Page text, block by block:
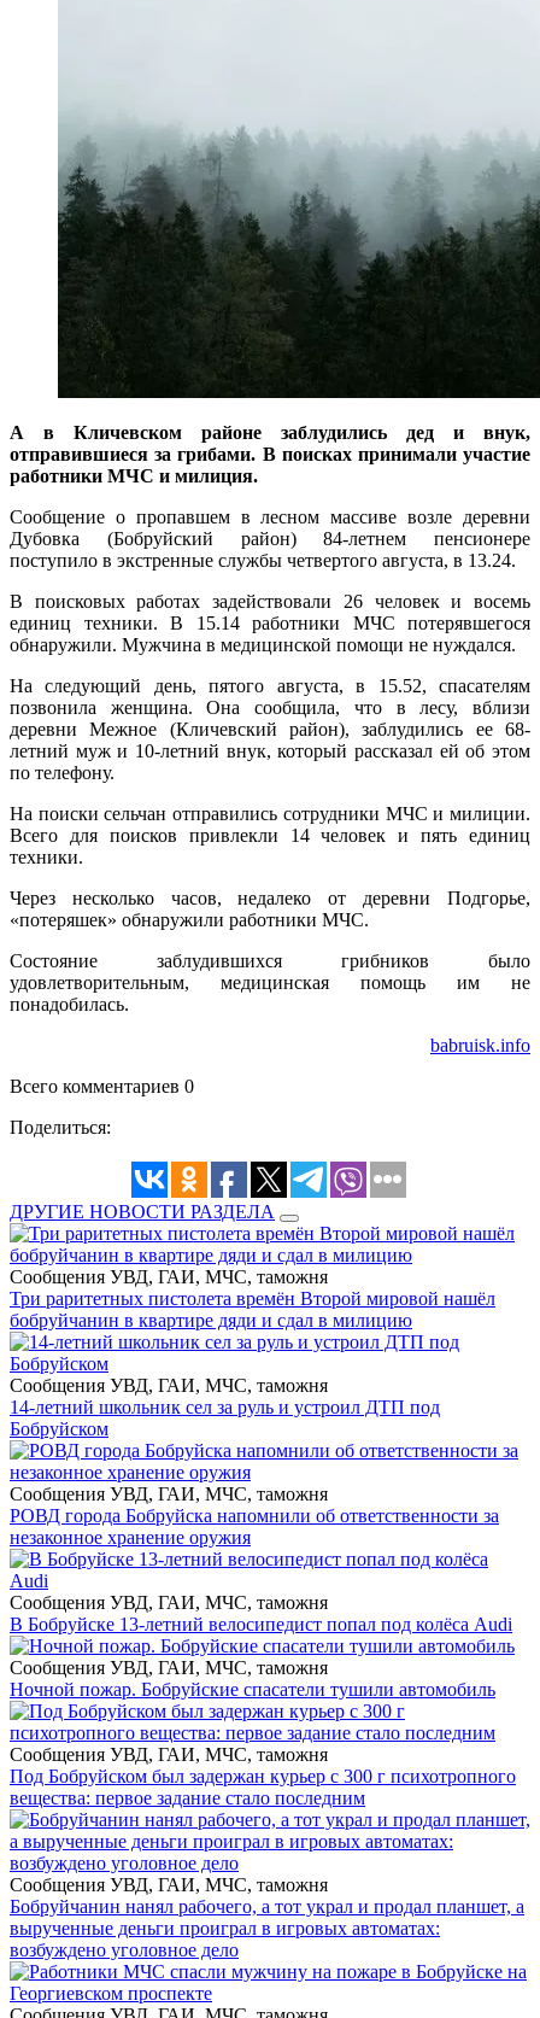
А в Кличевском районе заблудились дед и внук,
отправившиеся за грибами. В поисках принимали участие
работники МЧС и милиция.
Сообщение о пропавшем в лесном массиве возле деревни
Дубовка (Бобруйский район) 84-летнем пенсионере
поступило в экстренные службы четвертого августа, в 13.24.
В поисковых работах задействовали 26 человек и восемь
единиц техники. В 15.14 работники МЧС потерявшегося
обнаружили. Мужчина в медицинской помощи не нуждался.
На следующий день, пятого августа, в 15.52, спасателям
позвонила женщина. Она сообщила, что в лесу, вблизи
деревни Межное (Кличевский район), заблудились ее 68-
летний муж и 10-летний внук, который рассказал ей об этом
по телефону.
На поиски сельчан отправились сотрудники МЧС и милиции.
Всего для поисков привлекли 14 человек и пять единиц
техники.
Через несколько часов, недалеко от деревни Подгорье,
«потеряшек» обнаружили работники МЧС.
Состояние заблудившихся грибников было
удовлетворительным, медицинская помощь им не
понадобилась.
babruisk.info
Всего комментариев 0
Поделиться:
ДРУГИЕ НОВОСТИ РАЗДЕЛА
Сообщения УВД, ГАИ, МЧС, таможня
Три раритетных пистолета времён Второй мировой нашёл
бобруйчанин в квартире дяди и сдал в милицию
Сообщения УВД, ГАИ, МЧС, таможня
14-летний школьник сел за руль и устроил ДТП под
Бобруйском
Сообщения УВД, ГАИ, МЧС, таможня
РОВД города Бобруйска напомнили об ответственности за
незаконное хранение оружия
Сообщения УВД, ГАИ, МЧС, таможня
В Бобруйске 13-летний велосипедист попал под колёса Audi
Сообщения УВД, ГАИ, МЧС, таможня
Ночной пожар. Бобруйские спасатели тушили автомобиль
Сообщения УВД, ГАИ, МЧС, таможня
Под Бобруйском был задержан курьер с 300 г психотропного
вещества: первое задание стало последним
Сообщения УВД, ГАИ, МЧС, таможня
Бобруйчанин нанял рабочего, а тот украл и продал планшет, а
вырученные деньги проиграл в игровых автоматах:
возбуждено уголовное дело